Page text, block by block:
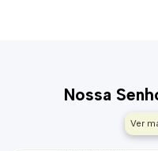
Nossa
Ver